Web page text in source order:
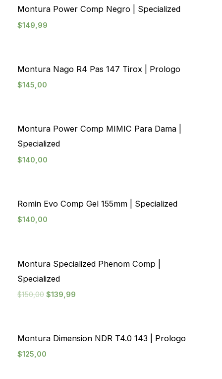
Montura Power Comp Negro | Specialized
$149,99
Montura Nago R4 Pas 147 Tirox | Prologo
$145,00
Montura Power Comp MIMIC Para Dama |
Specialized
$140,00
Romin Evo Comp Gel 155mm | Specialized
$140,00
Montura Specialized Phenom Comp |
Specialized
$150,00 $139,99
Montura Dimension NDR T4.0 143 | Prologo
$125,00